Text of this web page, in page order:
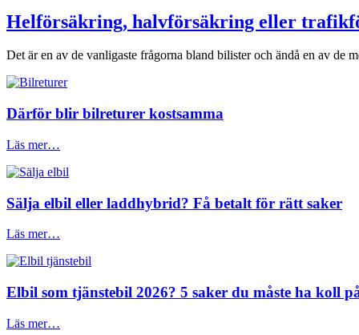
Helförsäkring, halvförsäkring eller
Det är en av de vanligaste frågorna bland bilister och ändå en av de
Därför blir bilreturer kostsamma
Läs mer…
Sälja elbil eller laddhybrid? Få betalt för rätt saker
Läs mer…
Elbil som tjänstebil 2026? 5 saker du måste ha koll
Läs mer…